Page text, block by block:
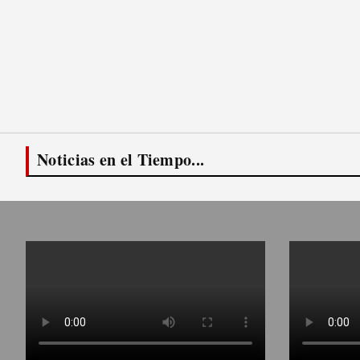
Noticias en el Tiempo...